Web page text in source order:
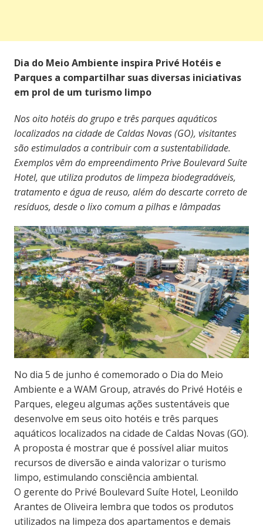
Dia do Meio Ambiente inspira Privé Hotéis e
Parques a compartilhar suas diversas iniciativas
em prol de um turismo limpo
Nos oito hotéis do grupo e três parques aquáticos
localizados na cidade de Caldas Novas (GO), visitantes
são estimulados a contribuir com a sustentabilidade.
Exemplos vêm do empreendimento Prive Boulevard Suíte
Hotel, que utiliza produtos de limpeza biodegradáveis,
tratamento e água de reuso, além do descarte correto de
resíduos, desde o lixo comum a pilhas e lâmpadas
No dia 5 de junho é comemorado o Dia do Meio
Ambiente e a WAM Group, através do Privé Hotéis e
Parques, elegeu algumas ações sustentáveis que
desenvolve em seus oito hotéis e três parques
aquáticos localizados na cidade de Caldas Novas (GO).
A proposta é mostrar que é possível aliar muitos
recursos de diversão e ainda valorizar o turismo
limpo, estimulando consciência ambiental.
O gerente do Privé Boulevard Suíte Hotel, Leonildo
Arantes de Oliveira lembra que todos os produtos
utilizados na limpeza dos apartamentos e demais